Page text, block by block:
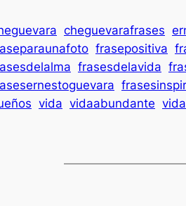
cheguevarafrases
frasepositiva
frasesdelavida
vida vidaabundante